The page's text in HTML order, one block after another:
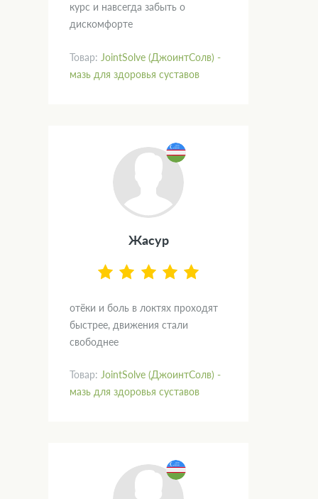
курс и навсегда забыть о
дискомфорте
Товар: JointSolve (ДжоинтСолв) -
мазь для здоровья суставов
Жасур
отёки и боль в локтях проходят
быстрее, движения стали
свободнее
Товар: JointSolve (ДжоинтСолв) -
мазь для здоровья суставов